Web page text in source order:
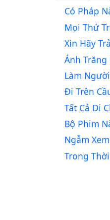
Mọi Thứ
Xin Hãy
Ánh Trăng
Đi Trên
Tất Cả Di